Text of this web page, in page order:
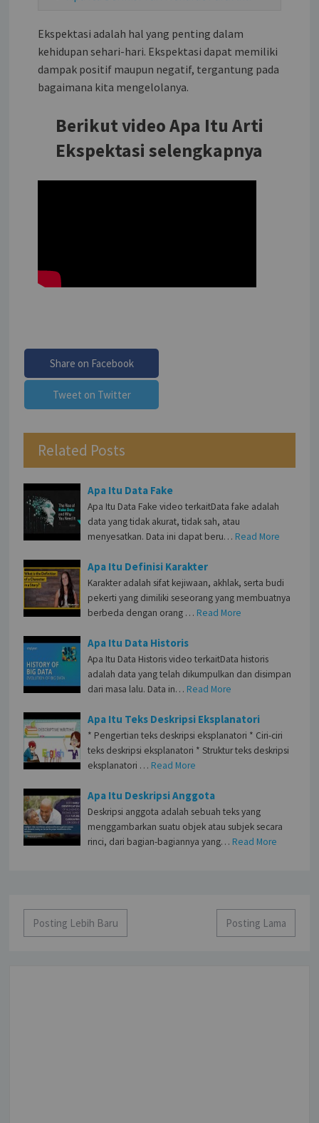
Ekspektasi adalah hal yang penting dalam
kehidupan sehari-hari. Ekspektasi dapat memiliki
dampak positif maupun negatif, tergantung pada
bagaimana kita mengelolanya.
Berikut video Apa Itu Arti
Ekspektasi selengkapnya
Share on Facebook
Tweet on Twitter
Related Posts
Apa Itu Data Fake
Apa Itu Data Fake video terkaitData fake adalah
data yang tidak akurat, tidak sah, atau
menyesatkan. Data ini dapat beru… Read More
Apa Itu Definisi Karakter
Karakter adalah sifat kejiwaan, akhlak, serta budi
pekerti yang dimiliki seseorang yang membuatnya
berbeda dengan orang … Read More
Apa Itu Data Historis
Apa Itu Data Historis video terkaitData historis
adalah data yang telah dikumpulkan dan disimpan
dari masa lalu. Data in… Read More
Apa Itu Teks Deskripsi Eksplanatori
* Pengertian teks deskripsi eksplanatori * Ciri-ciri
teks deskripsi eksplanatori * Struktur teks deskripsi
eksplanatori … Read More
Apa Itu Deskripsi Anggota
Deskripsi anggota adalah sebuah teks yang
menggambarkan suatu objek atau subjek secara
rinci, dari bagian-bagiannya yang… Read More
Posting Lebih Baru Posting Lama